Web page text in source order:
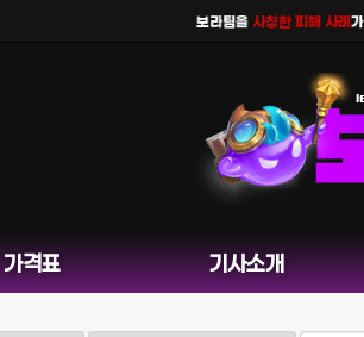
보라팀을사칭한 피해 사례가
가격표 기사소개